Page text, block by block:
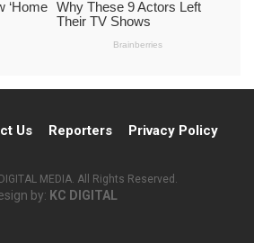
Us Reporters Privacy Policy
MEDIA. All Rights Reserved.
by: KC DIGITAL